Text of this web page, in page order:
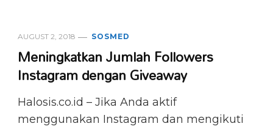
AUGUST 2, 2018 SOSMED
Meningkatkan Jumlah Followers
Instagram dengan Giveaway
Halosis.co.id – Jika Anda aktif
menggunakan Instagram dan mengikuti